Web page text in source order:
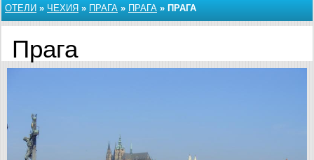
ОТЕЛИ » ЧЕХИЯ » ПРАГА » ПРАГА » ПРАГА
Прага